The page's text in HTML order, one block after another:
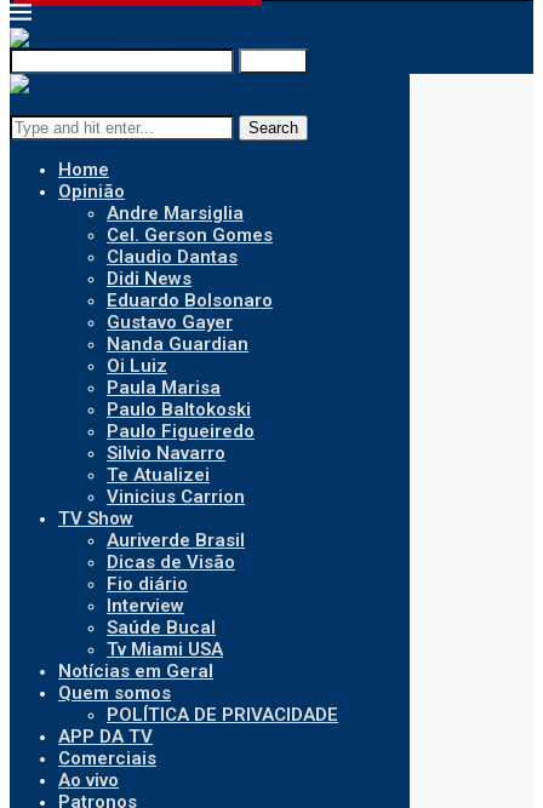
Search
Home
Opinião
Andre Marsiglia
Cel. Gerson Gomes
Claudio Dantas
Didi News
Eduardo Bolsonaro
Gustavo Gayer
Nanda Guardian
Oi Luiz
Paula Marisa
Paulo Baltokoski
Paulo Figueiredo
Silvio Navarro
Te Atualizei
Vinicius Carrion
TV Show
Auriverde Brasil
Dicas de Visão
Fio diário
Interview
Saúde Bucal
Tv Miami USA
Notícias em Geral
Quem somos
POLÍTICA DE PRIVACIDADE
APP DA TV
Comerciais
Ao vivo
Patronos